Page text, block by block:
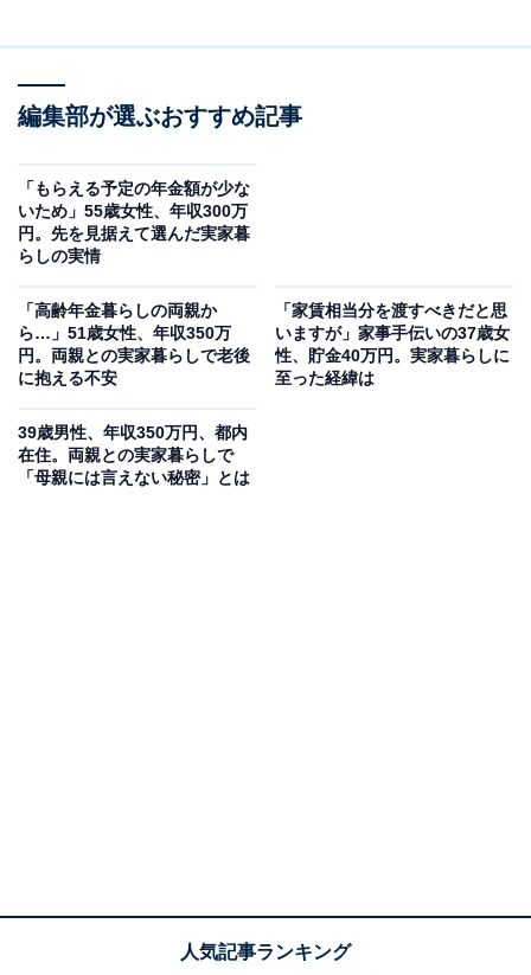
編集部が選ぶおすすめ記事
「もらえる予定の年金額が少な
いため」55歳女性、年収300万
円。先を見据えて選んだ実家暮
らしの実情
「高齢年金暮らしの両親か
ら…」51歳女性、年収350万
円。両親との実家暮らしで老後
に抱える不安
「家賃相当分を渡すべきだと思
いますが」家事手伝いの37歳女
性、貯金40万円。実家暮らしに
至った経緯は
39歳男性、年収350万円、都内
在住。両親との実家暮らしで
「母親には言えない秘密」とは